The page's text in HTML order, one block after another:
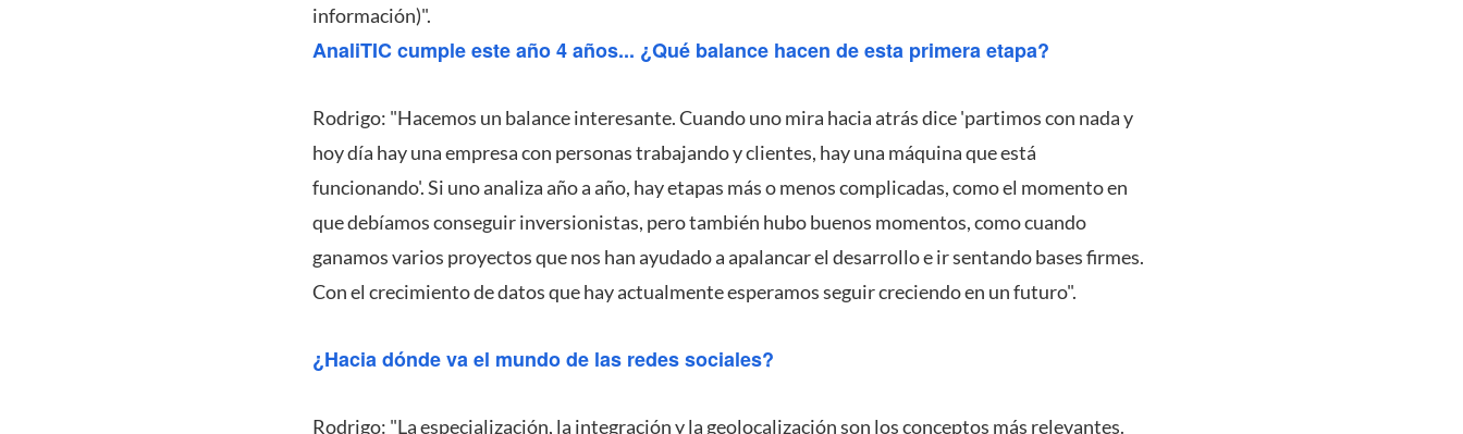
información)".
AnaliTIC cumple este año 4 años... ¿Qué balance hacen de esta primera etapa?
Rodrigo: "Hacemos un balance interesante. Cuando uno mira hacia atrás dice 'partimos con nada y
hoy día hay una empresa con personas trabajando y clientes, hay una máquina que está
funcionando'. Si uno analiza año a año, hay etapas más o menos complicadas, como el momento en
que debíamos conseguir inversionistas, pero también hubo buenos momentos, como cuando
ganamos varios proyectos que nos han ayudado a apalancar el desarrollo e ir sentando bases firmes.
Con el crecimiento de datos que hay actualmente esperamos seguir creciendo en un futuro".
¿Hacia dónde va el mundo de las redes sociales?
Rodrigo: "La especialización, la integración y la geolocalización son los conceptos más relevantes.